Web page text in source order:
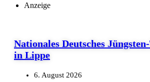
Anzeige
Nationales Deutsches
in Lippe
6. August 2026